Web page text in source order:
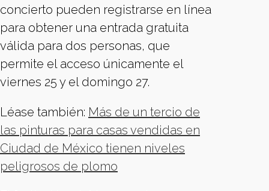
concierto pueden registrarse en línea
para obtener una entrada gratuita
válida para dos personas, que
permite el acceso únicamente el
viernes 25 y el domingo 27.
Léase también: Más de un tercio de
las pinturas para casas vendidas en
Ciudad de México tienen niveles
peligrosos de plomo